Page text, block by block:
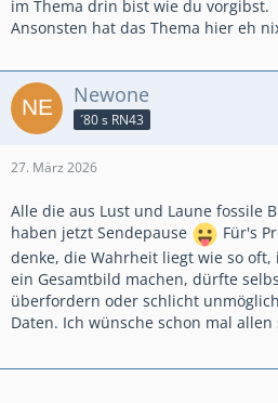
im Thema drin bist wie du vorgibst.
Ansonsten hat das Thema hier eh
Newone
´80 s RN43
27. März 2026
Alle die aus Lust und Laune fossile
haben jetzt Sendepause
Für's
denke, die Wahrheit liegt wie so oft,
ein Gesamtbild machen, dürfte
überfordern oder schlicht
Daten. Ich wünsche schon mal